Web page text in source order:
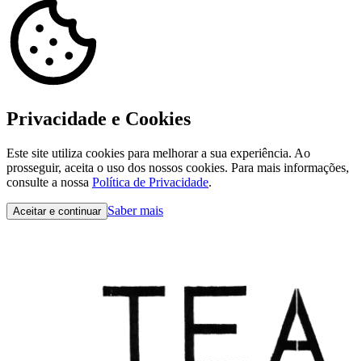
Privacidade e Cookies
Este site utiliza cookies para melhorar a sua experiência. Ao
prosseguir, aceita o uso dos nossos cookies. Para mais informações,
consulte a nossa Política de Privacidade.
Aceitar e continuar Saber mais